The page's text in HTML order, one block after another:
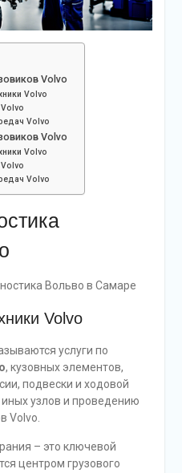
Volvo
Volvo
Volvo
Volvo
Volvo
Volvo
Volvo
услуги по
, кузовных элементов,
подвески и ходовой
узлов и проведению
Volvo.
– это ключевой
центром грузового